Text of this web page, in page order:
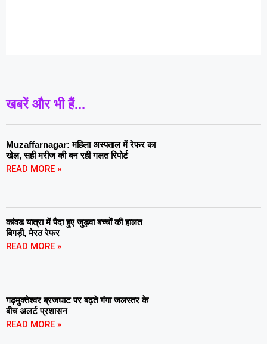
खबरें और भी हैं...
Muzaffarnagar: महिला अस्पताल में रेफर का
खेल, सही मरीज की बन रही गलत रिपोर्ट
READ MORE »
कांवड यात्रा में पैदा हुए जुड़वा बच्चों की हालत
बिगड़ी, मेरठ रेफर
READ MORE »
गढ़मुक्तेश्वर ब्रजघाट पर बढ़ते गंगा जलस्तर के
बीच अलर्ट प्रशासन
READ MORE »